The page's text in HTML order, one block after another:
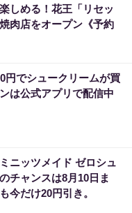
しめる！花王「リセッ
肉店をオープン《予約
円でシュークリームが買
は公式アプリで配信中
ニッツメイド ゼロシュ
チャンスは8月10日ま
今だけ20円引き。